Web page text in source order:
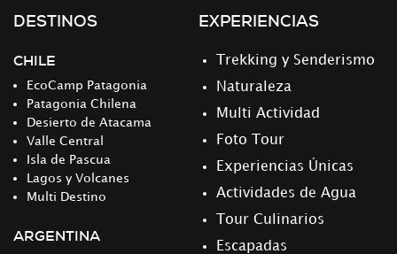
DESTINOS
CHILE
EcoCamp Patagonia
Patagonia Chilena
Desierto de Atacama
Valle Central
Isla de Pascua
Lagos y Volcanes
Multi Destino
ARGENTINA
EXPERIENCIAS
Trekking y Senderismo
Naturaleza
Multi Actividad
Foto Tour
Experiencias Únicas
Actividades de Agua
Tour Culinarios
Escapadas